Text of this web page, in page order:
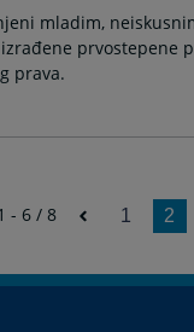
mladim,
prvostepene
prava.
- 6 / 8 1 2